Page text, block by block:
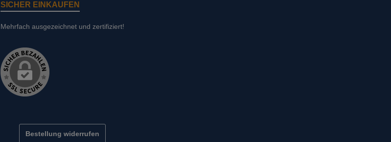
SICHER EINKAUFEN
Mehrfach ausgezeichnet und zertifiziert!
Bestellung widerrufen